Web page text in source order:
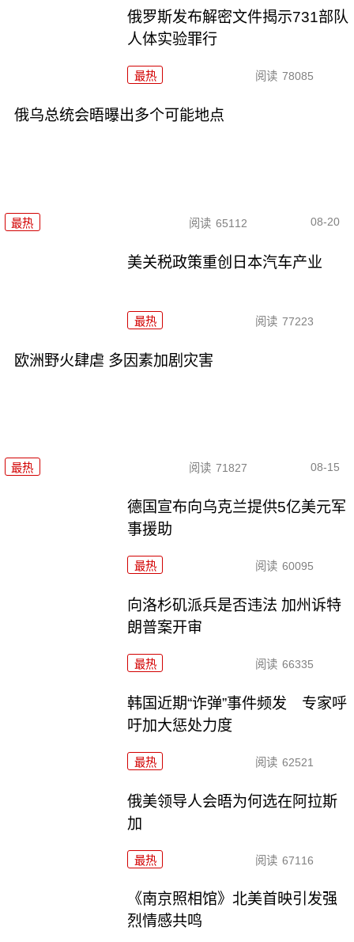
俄罗斯发布解密文件揭示731部队
人体实验罪行
最热 阅读 78085
俄乌总统会晤曝出多个可能地点
最热 阅读 65112 08-20
美关税政策重创日本汽车产业
最热 阅读 77223
欧洲野火肆虐 多因素加剧灾害
最热 阅读 71827 08-15
德国宣布向乌克兰提供5亿美元军
事援助
最热 阅读 60095
向洛杉矶派兵是否违法 加州诉特
朗普案开审
最热 阅读 66335
韩国近期“诈弹”事件频发 专家呼
吁加大惩处力度
最热 阅读 62521
俄美领导人会晤为何选在阿拉斯
加
最热 阅读 67116
《南京照相馆》北美首映引发强
烈情感共鸣